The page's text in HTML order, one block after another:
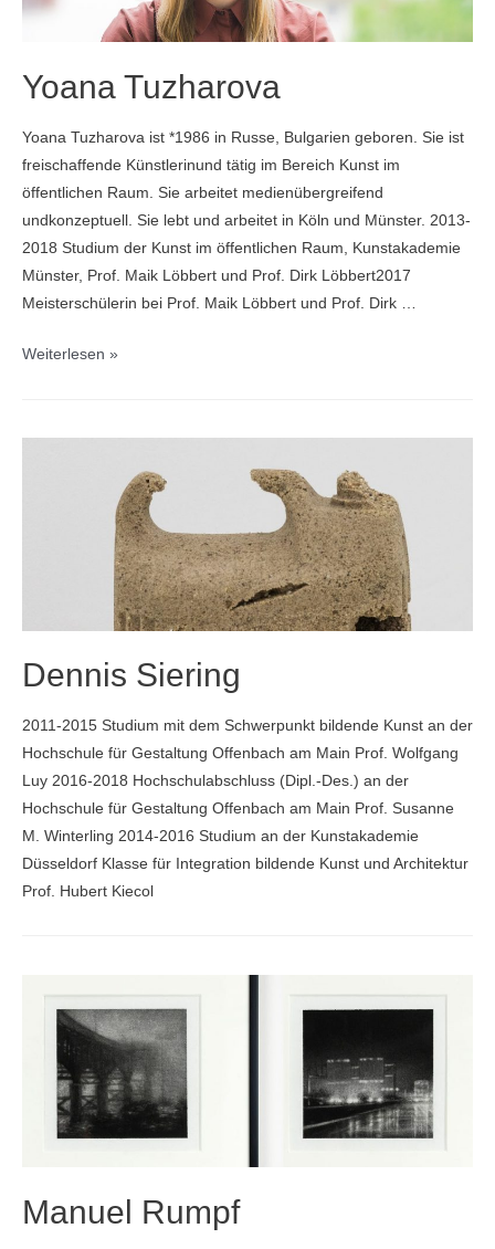
Yoana Tuzharova
Yoana Tuzharova ist *1986 in Russe, Bulgarien geboren. Sie ist
freischaffende Künstlerinund tätig im Bereich Kunst im
öffentlichen Raum. Sie arbeitet medienübergreifend
undkonzeptuell. Sie lebt und arbeitet in Köln und Münster. 2013-
2018 Studium der Kunst im öffentlichen Raum, Kunstakademie
Münster, Prof. Maik Löbbert und Prof. Dirk Löbbert2017
Meisterschülerin bei Prof. Maik Löbbert und Prof. Dirk …
Yoana
Weiterlesen »
Dennis Siering
2011-2015 Studium mit dem Schwerpunkt bildende Kunst an der
Hochschule für Gestaltung Offenbach am Main Prof. Wolfgang
Luy 2016-2018 Hochschulabschluss (Dipl.-Des.) an der
Hochschule für Gestaltung Offenbach am Main Prof. Susanne
M. Winterling 2014-2016 Studium an der Kunstakademie
Düsseldorf Klasse für Integration bildende Kunst und Architektur
Prof. Hubert Kiecol
Manuel Rumpf